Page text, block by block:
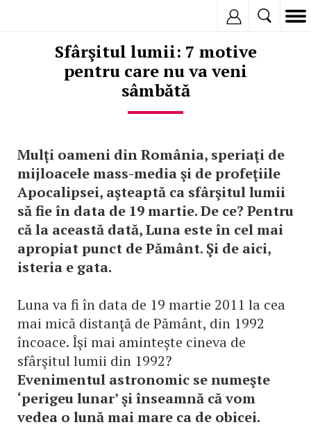
Sfârşitul lumii: 7 motive
pentru care nu va veni
sâmbătă
Mulţi oameni din România, speriaţi de
mijloacele mass-media şi de profeţiile
Apocalipsei, aşteaptă ca sfârşitul lumii
să fie în data de 19 martie. De ce? Pentru
că la această dată, Luna este în cel mai
apropiat punct de Pământ. Şi de aici,
isteria e gata.
Luna va fi în data de 19 martie 2011 la cea
mai mică distanţă de Pământ, din 1992
încoace. Îşi mai aminteşte cineva de
sfârşitul lumii din 1992?
Evenimentul astronomic se numeşte
‘perigeu lunar’ şi înseamnă că vom
vedea o lună mai mare ca de obicei.